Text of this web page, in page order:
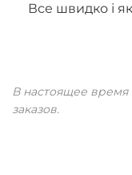
Все швидко і
В настоящее время
заказов.